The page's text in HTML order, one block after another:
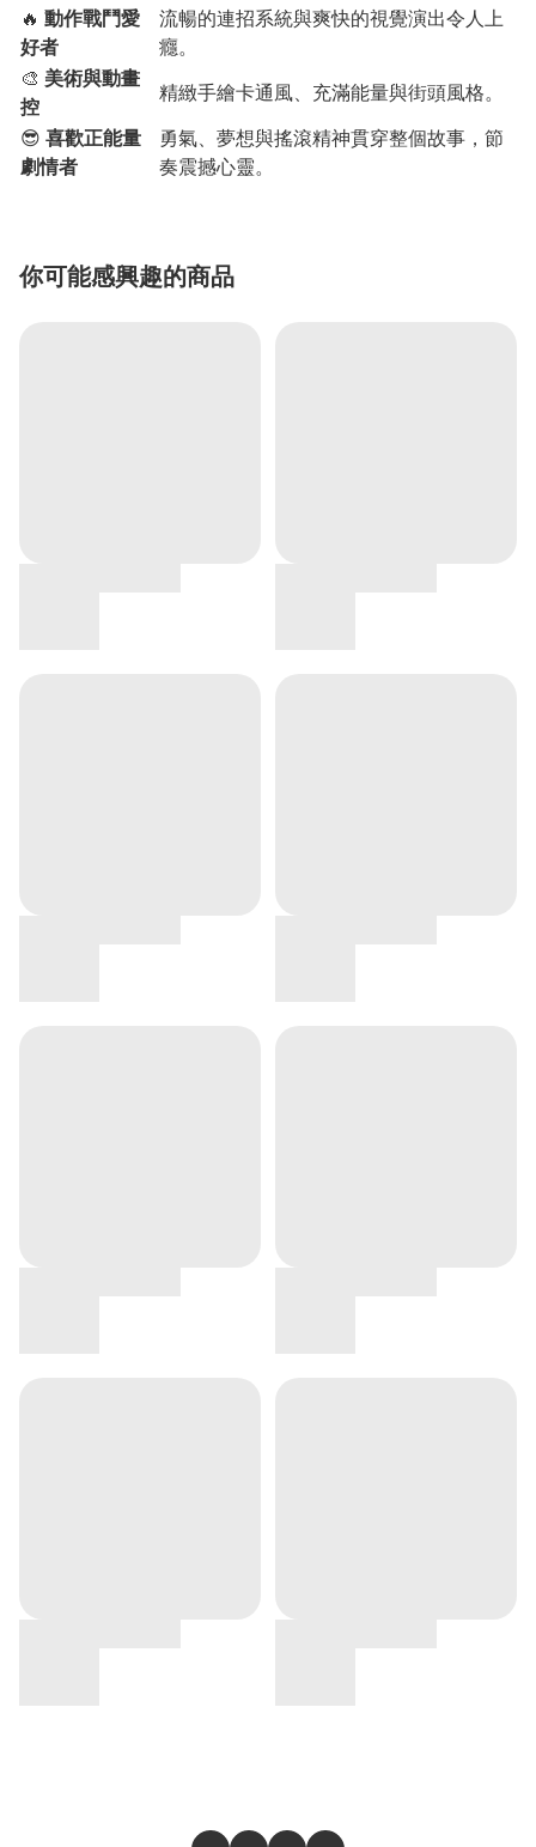
🔥 動作戰鬥愛
好者
流暢的連招系統與爽快的視覺演出令人上
癮。
🎨 美術與動畫
控
精緻手繪卡通風、充滿能量與街頭風格。
😎 喜歡正能量
劇情者
勇氣、夢想與搖滾精神貫穿整個故事，節
奏震撼心靈。
你可能感興趣的商品